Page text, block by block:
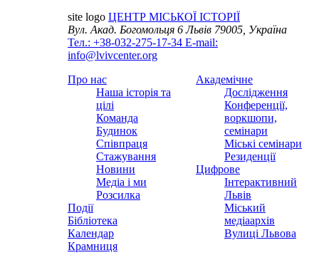
site logo ЦЕНТР МІСЬКОЇ ІСТОРІЇ
Вул. Акад. Богомольця 6Львів 79005, Україна
Тел.: +38-032-275-17-34 E-mail:
info@lvivcenter.org
Про нас
Наша історія та
цілі
Команда
Будинок
Співпраця
Стажування
Новини
Медіа і ми
Розсилка
Події
Бібліотека
Календар
Крамниця
Академічне
Дослідження
Конференції,
воркшопи,
семінари
Міські семінари
Резиденції
Цифрове
Інтерактивний
Львів
Міський
медіаархів
Вулиці Львова